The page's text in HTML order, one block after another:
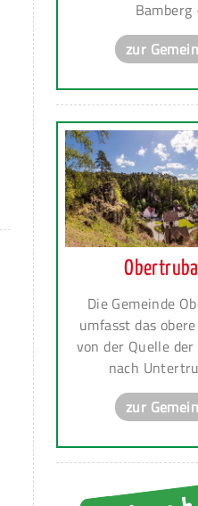
Bamberg
zur
Die Gemeinde
umfasst das
von der Quelle
nach
zur